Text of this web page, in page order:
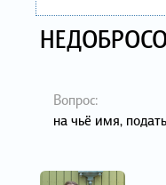
Вопрос:
на чьё имя,